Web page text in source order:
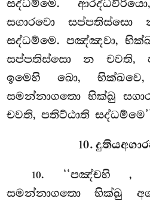
සද්ධම්මෙ.
සගාරවො සප්පතිස්සො
සද්ධම්මෙ. පඤ්ඤවා,
සප්පතිස්සො න චවති,
ඉමෙහි ඛො,
සමන්නාගතො භික්ඛු
චවති, පතිට්ඨාති
10.
10. ‘‘පඤ්චහි,
සමන්නාගතො භික්ඛු